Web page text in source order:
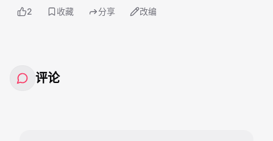
2 收藏 分享 改编
评论